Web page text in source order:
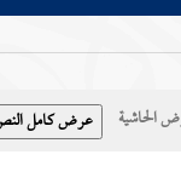
الحاشية